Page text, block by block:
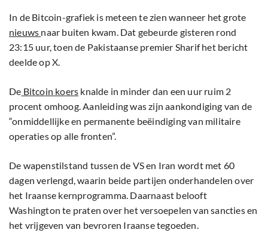
In de Bitcoin-grafiek is meteen te zien wanneer het grote
nieuws naar buiten kwam. Dat gebeurde gisteren rond
23:15 uur, toen de Pakistaanse premier Sharif het bericht
deelde op X.
De Bitcoin koers knalde in minder dan een uur ruim 2
procent omhoog. Aanleiding was zijn aankondiging van de
“onmiddellijke en permanente beëindiging van militaire
operaties op alle fronten”.
De wapenstilstand tussen de VS en Iran wordt met 60
dagen verlengd, waarin beide partijen onderhandelen over
het Iraanse kernprogramma. Daarnaast belooft
Washington te praten over het versoepelen van sancties en
het vrijgeven van bevroren Iraanse tegoeden.